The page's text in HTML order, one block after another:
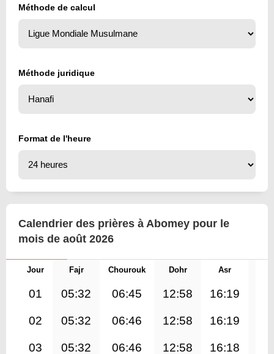
Méthode de calcul
Méthode juridique
Format de l'heure
Calendrier des prières à Abomey pour le
mois de août 2026
Jour Fajr Chourouk Dohr Asr
01 05:32 06:45 12:58 16:19
02 05:32 06:46 12:58 16:19
03 05:32 06:46 12:58 16:18